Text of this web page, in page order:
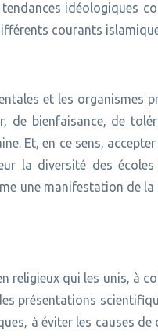
idéologiques
courants
et les
de bienfaisance, de
Et, en ce sens,
la diversité des
une manifestation de
religieux qui les unis, à
présentations
à éviter les causes